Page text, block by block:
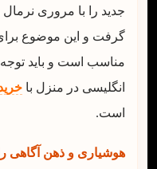
جدید را با مروری
گرفت و این موضوع برای
مناسب است و باید توجه
انگلیسی در منزل با
است.
هوشیاری و ذهن آگاهی را